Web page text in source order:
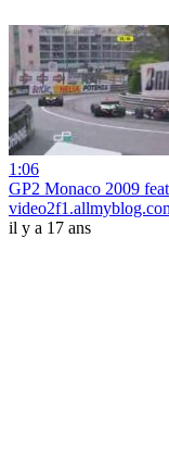
1:06
GP2 Monaco 2009
il y a 17 ans